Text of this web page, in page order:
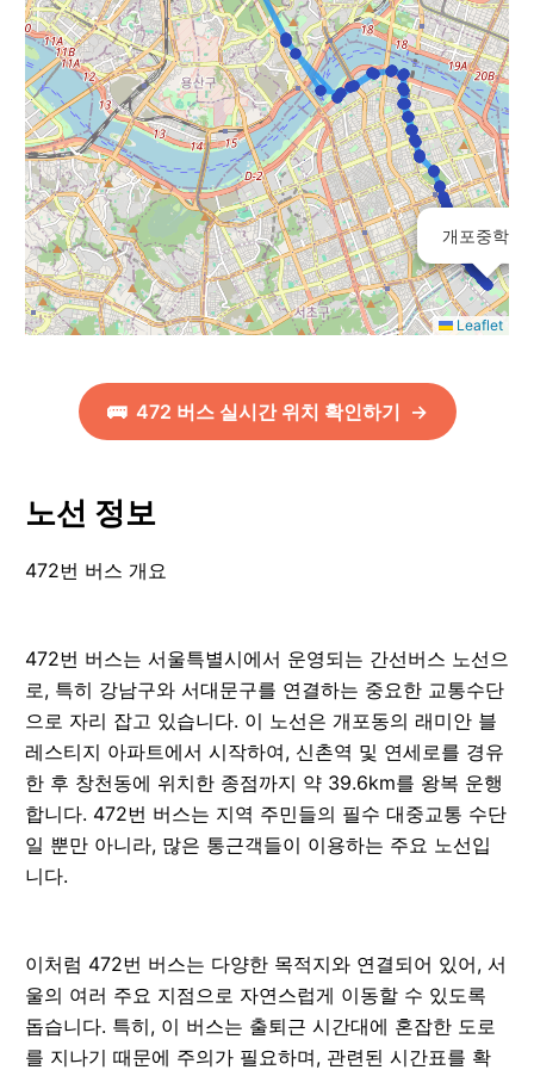
개포중학교
Leaflet
🚌 472 버스 실시간 위치 확인하기 →
노선 정보
472번 버스 개요
472번 버스는 서울특별시에서 운영되는 간선버스 노선으
로, 특히 강남구와 서대문구를 연결하는 중요한 교통수단
으로 자리 잡고 있습니다. 이 노선은 개포동의 래미안 블
레스티지 아파트에서 시작하여, 신촌역 및 연세로를 경유
한 후 창천동에 위치한 종점까지 약 39.6km를 왕복 운행
합니다. 472번 버스는 지역 주민들의 필수 대중교통 수단
일 뿐만 아니라, 많은 통근객들이 이용하는 주요 노선입
니다.
이처럼 472번 버스는 다양한 목적지와 연결되어 있어, 서
울의 여러 주요 지점으로 자연스럽게 이동할 수 있도록
돕습니다. 특히, 이 버스는 출퇴근 시간대에 혼잡한 도로
를 지나기 때문에 주의가 필요하며, 관련된 시간표를 확